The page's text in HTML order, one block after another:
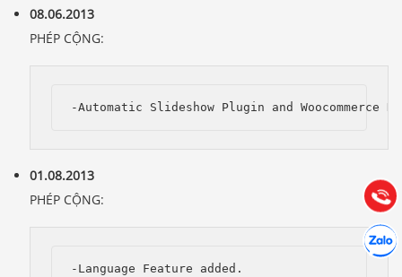
08.06.2013
PHÉP CỘNG:
-Automatic Slideshow Plugin and Woocommerce
01.08.2013
PHÉP CỘNG:
-Language Feature added.
Gọi
0903.976.769
(028) 22.166.144
Chát
Hợp tác